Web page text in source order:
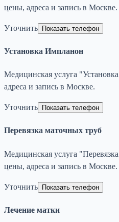
цены, адреса и запись в Москве.
Уточнить Показать телефон
Установка Импланон
Медицинская услуга
адреса и запись в Москве.
Уточнить Показать телефон
Перевязка маточных труб
Медицинская услуга
цены, адреса и запись в Москве.
Уточнить Показать телефон
Лечение матки